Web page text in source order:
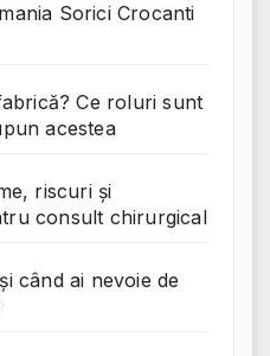
Sorici Crocanti
Ce roluri sunt
acestea
riscuri și
consult chirurgical
când ai nevoie de